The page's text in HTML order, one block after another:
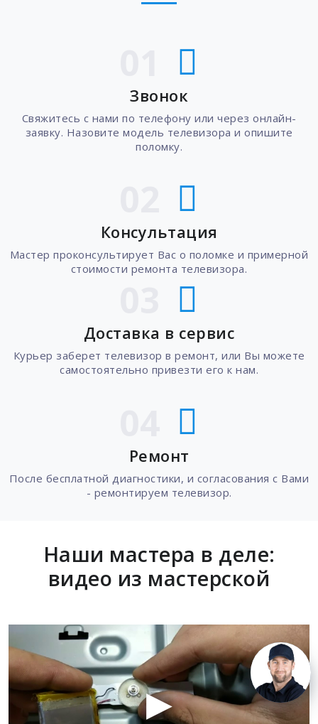
Звонок
Свяжитесь с нами по телефону или через онлайн-
заявку. Назовите модель телевизора и опишите
поломку.
Консультация
Мастер проконсультирует Вас о поломке и примерной
стоимости ремонта телевизора.
Доставка в сервис
Курьер заберет телевизор в ремонт, или Вы можете
самостоятельно привезти его к нам.
Ремонт
После бесплатной диагностики, и согласования с Вами
- ремонтируем телевизор.
Наши мастера в деле:
видео из мастерской